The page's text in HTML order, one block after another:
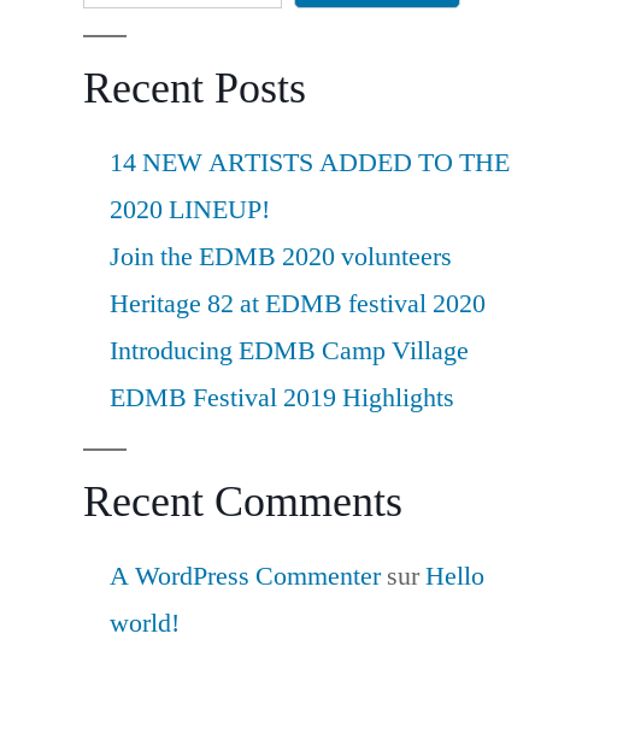
Recent Posts
14 NEW ARTISTS ADDED TO THE
2020 LINEUP!
Join the EDMB 2020 volunteers
Heritage 82 at EDMB festival 2020
Introducing EDMB Camp Village
EDMB Festival 2019 Highlights
Recent Comments
A WordPress CommentersurHello
world!